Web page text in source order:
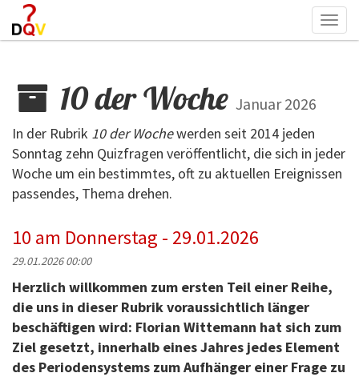
10 der WocheJanuar 2026
In der Rubrik 10 der Wochewerden seit 2014 jeden
Sonntag zehn Quizfragen veröffentlicht, die sich in jeder
Woche um ein bestimmtes, oft zu aktuellen Ereignissen
passendes, Thema drehen.
10 am Donnerstag - 29.01.2026
29.01.2026 00:00
Herzlich willkommen zum ersten Teil einer Reihe,
die uns in dieser Rubrik voraussichtlich länger
beschäftigen wird: Florian Wittemann hat sich zum
Ziel gesetzt, innerhalb eines Jahres jedes Element
des Periodensystems zum Aufhänger einer Frage zu